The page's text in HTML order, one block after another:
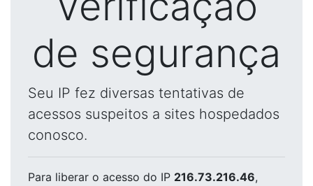
de segurança
Seu IP fez diversas tentativas de
acessos suspeitos a sites hospedados
conosco.
Para liberar o acesso do IP 216.73.216.46,